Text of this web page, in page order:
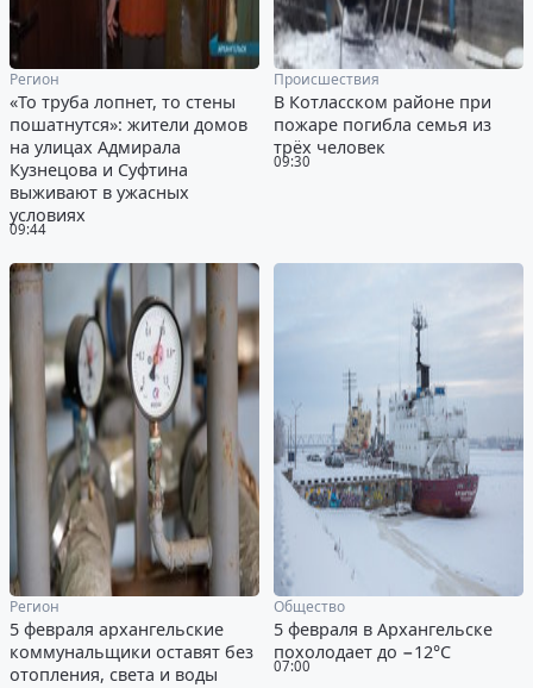
09:44
Регион
«То труба лопнет, то стены
пошатнутся»: жители домов
на улицах Адмирала
Кузнецова и Суфтина
выживают в ужасных
условиях
09:30
Происшествия
В Котласском районе при
пожаре погибла семья из
трёх человек
Регион
5 февраля архангельские
коммунальщики оставят без
отопления, света и воды
07:00
Общество
5 февраля в Архангельске
похолодает до −12°С